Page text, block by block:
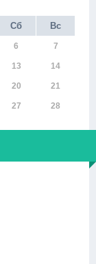
Сб Вс
6 7
13 14
20 21
27 28